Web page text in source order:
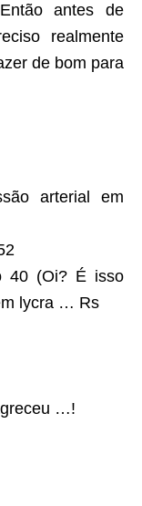
antes de
realmente
de bom para
arterial em
40 (Oi? É isso
lycra … Rs
…!